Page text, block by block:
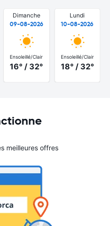
Dimanche
09-08-2026
Ensoleillé/Clair
16° / 32°
Lundi
10-08-2026
Ensoleillé/Clair
18° / 32°
meilleures offres